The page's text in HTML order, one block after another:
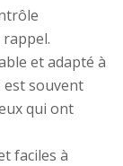
et adapté à
est souvent
qui ont
faciles à